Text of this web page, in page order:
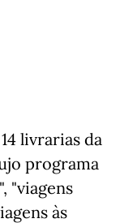
livrarias da
programa
"viagens
às